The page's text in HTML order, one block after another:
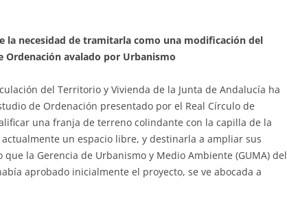
la necesidad de tramitarla como una modificación del
Ordenación avalado por Urbanismo
del Territorio y Vivienda de la Junta de Andalucía ha
de Ordenación presentado por el Real Círculo de
una franja de terreno colindante con la capilla de la
un espacio libre, y destinarla a ampliar sus
la Gerencia de Urbanismo y Medio Ambiente (GUMA) del
aprobado inicialmente el proyecto, se ve abocada a